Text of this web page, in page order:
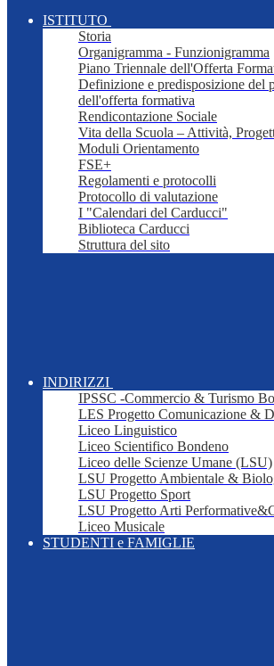
ISTITUTO
Storia
Organigramma - Funzionigramma
Piano Triennale dell'Offerta
Definizione e predisposizione del
dell'offerta formativa
Rendicontazione Sociale
Vita della Scuola – Attività,
Moduli Orientamento
FSE+
Regolamenti e protocolli
Protocollo di valutazione
I "Calendari del Carducci"
Biblioteca Carducci
Struttura del sito
INDIRIZZI
IPSSC -Commercio & Turismo
LES Progetto Comunicazione &
Liceo Linguistico
Liceo Scientifico Bondeno
Liceo delle Scienze Umane (LSU)
LSU Progetto Ambientale &
LSU Progetto Sport
LSU Progetto Arti
Liceo Musicale
STUDENTI e FAMIGLIE